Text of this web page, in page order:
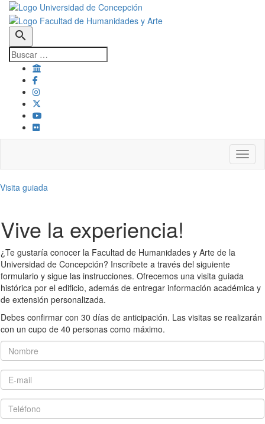
search
Visita guiada
Vive la experiencia!
¿Te gustaría conocer la Facultad de Humanidades y Arte de la
Universidad de Concepción? Inscríbete a través del siguiente
formulario y sigue las instrucciones. Ofrecemos una visita guiada
histórica por el edificio, además de entregar información académica y
de extensión personalizada.
Debes confirmar con 30 días de anticipación. Las visitas se realizarán
con un cupo de 40 personas como máximo.
Nombre
E-mail
Teléfono